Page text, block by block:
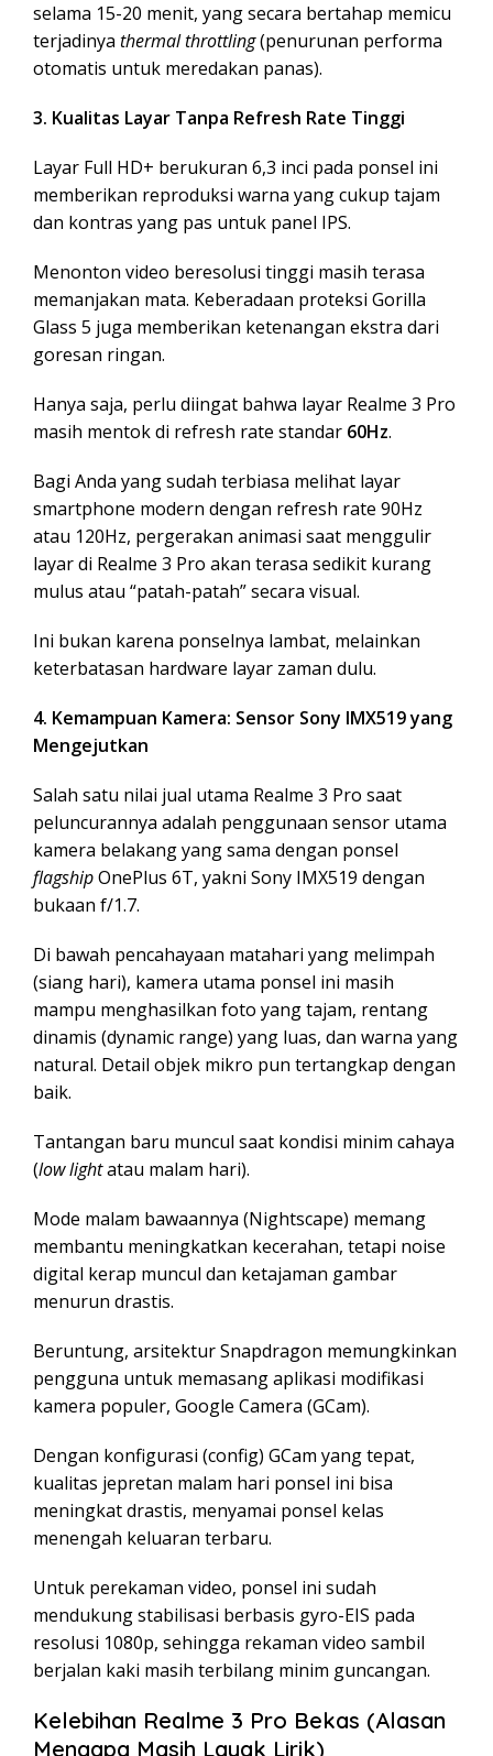
selama 15-20 menit, yang secara bertahap memicu
terjadinya thermal throttling(penurunan performa
otomatis untuk meredakan panas).
3. Kualitas Layar Tanpa Refresh Rate Tinggi
Layar Full HD+ berukuran 6,3 inci pada ponsel ini
memberikan reproduksi warna yang cukup tajam
dan kontras yang pas untuk panel IPS.
Menonton video beresolusi tinggi masih terasa
memanjakan mata. Keberadaan proteksi Gorilla
Glass 5 juga memberikan ketenangan ekstra dari
goresan ringan.
Hanya saja, perlu diingat bahwa layar Realme 3 Pro
masih mentok di refresh rate standar 60Hz.
Bagi Anda yang sudah terbiasa melihat layar
smartphone modern dengan refresh rate 90Hz
atau 120Hz, pergerakan animasi saat menggulir
layar di Realme 3 Pro akan terasa sedikit kurang
mulus atau “patah-patah” secara visual.
Ini bukan karena ponselnya lambat, melainkan
keterbatasan hardware layar zaman dulu.
4. Kemampuan Kamera: Sensor Sony IMX519 yang
Mengejutkan
Salah satu nilai jual utama Realme 3 Pro saat
peluncurannya adalah penggunaan sensor utama
kamera belakang yang sama dengan ponsel
flagshipOnePlus 6T, yakni Sony IMX519 dengan
bukaan f/1.7.
Di bawah pencahayaan matahari yang melimpah
(siang hari), kamera utama ponsel ini masih
mampu menghasilkan foto yang tajam, rentang
dinamis (dynamic range) yang luas, dan warna yang
natural. Detail objek mikro pun tertangkap dengan
baik.
Tantangan baru muncul saat kondisi minim cahaya
(low lightatau malam hari).
Mode malam bawaannya (Nightscape) memang
membantu meningkatkan kecerahan, tetapi noise
digital kerap muncul dan ketajaman gambar
menurun drastis.
Beruntung, arsitektur Snapdragon memungkinkan
pengguna untuk memasang aplikasi modifikasi
kamera populer, Google Camera (GCam).
Dengan konfigurasi (config) GCam yang tepat,
kualitas jepretan malam hari ponsel ini bisa
meningkat drastis, menyamai ponsel kelas
menengah keluaran terbaru.
Untuk perekaman video, ponsel ini sudah
mendukung stabilisasi berbasis gyro-EIS pada
resolusi 1080p, sehingga rekaman video sambil
berjalan kaki masih terbilang minim guncangan.
Kelebihan Realme 3 Pro Bekas (Alasan
Mengapa Masih Layak Lirik)